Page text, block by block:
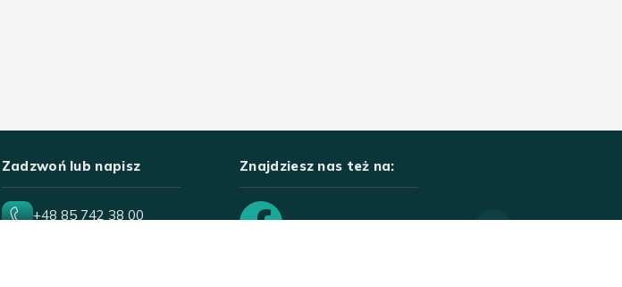
Zadzwoń lub napisz
+48 85 742 38 00
Znajdziesz nas też na: